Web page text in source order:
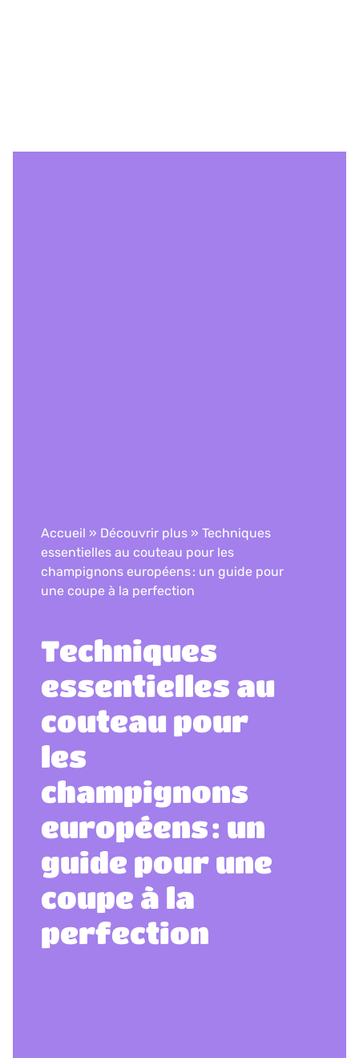
Accueil » Découvrir plus» Techniques
essentielles au couteau pour les
champignons européens : un guide pour
une coupe à la perfection
Techniques
essentielles au
couteau pour
les
champignons
européens : un
guide pour une
coupe à la
perfection